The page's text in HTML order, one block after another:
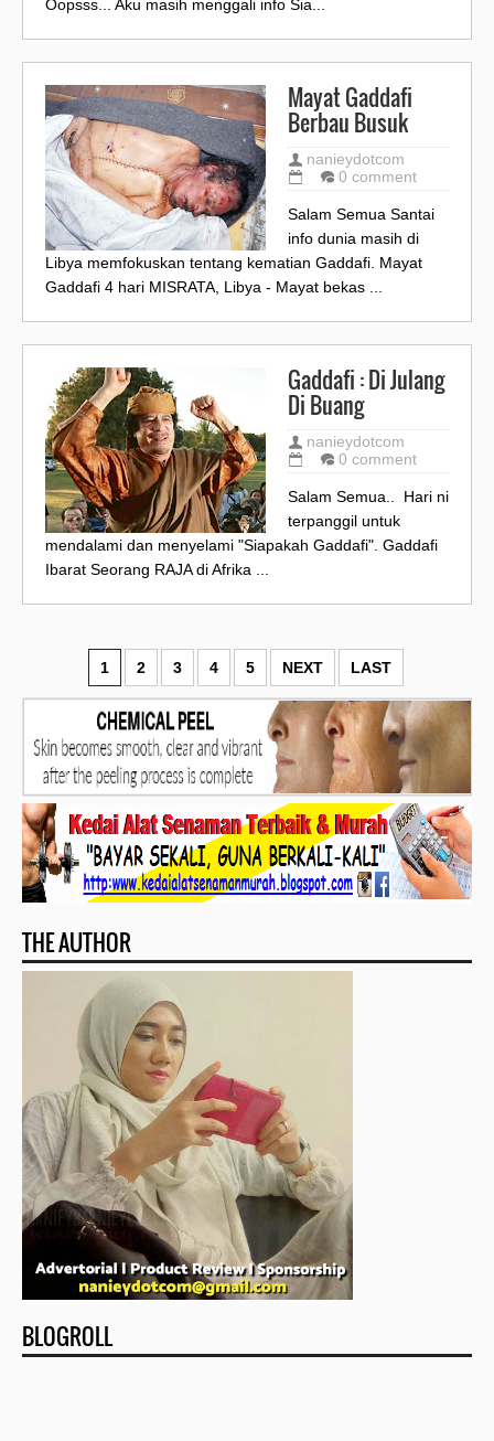
Oopsss... Aku masih menggali info Sia...
Mayat Gaddafi
Berbau Busuk
nanieydotcom
0 comment
Salam Semua Santai
info dunia masih di
Libya memfokuskan tentang kematian Gaddafi. Mayat
Gaddafi 4 hari MISRATA, Libya - Mayat bekas ...
Gaddafi : Di Julang
Di Buang
nanieydotcom
0 comment
Salam Semua.. Hari ni
terpanggil untuk
mendalami dan menyelami "Siapakah Gaddafi". Gaddafi
Ibarat Seorang RAJA di Afrika ...
1 2 3 4 5 NEXT LAST
THE AUTHOR
BLOGROLL